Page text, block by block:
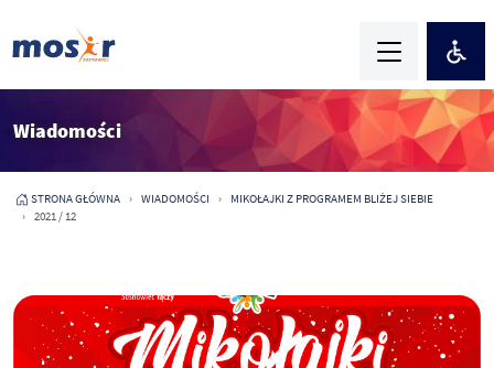
Wiadomości
STRONA GŁÓWNA WIADOMOŚCI
MIKOŁAJKI Z PROGRAMEM BLIŻEJ SIEBIE
2021 / 12